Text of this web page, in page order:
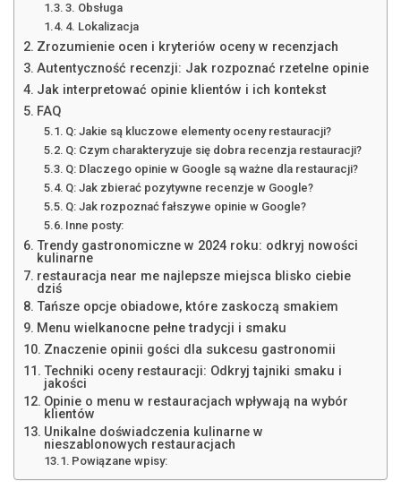
3. Obsługa
4. Lokalizacja
Zrozumienie ocen i kryteriów oceny w recenzjach
Autentyczność recenzji: Jak rozpoznać rzetelne opinie
Jak interpretować opinie klientów i ich kontekst
FAQ
Q: Jakie są kluczowe elementy oceny restauracji?
Q: Czym charakteryzuje się dobra recenzja restauracji?
Q: Dlaczego opinie w Google są ważne dla restauracji?
Q: Jak zbierać pozytywne recenzje w Google?
Q: Jak rozpoznać fałszywe opinie w Google?
Inne posty:
Trendy gastronomiczne w 2024 roku: odkryj nowości
kulinarne
restauracja near me najlepsze miejsca blisko ciebie
dziś
Tańsze opcje obiadowe, które zaskoczą smakiem
Menu wielkanocne pełne tradycji i smaku
Znaczenie opinii gości dla sukcesu gastronomii
Techniki oceny restauracji: Odkryj tajniki smaku i
jakości
Opinie o menu w restauracjach wpływają na wybór
klientów
Unikalne doświadczenia kulinarne w
nieszablonowych restauracjach
Powiązane wpisy: